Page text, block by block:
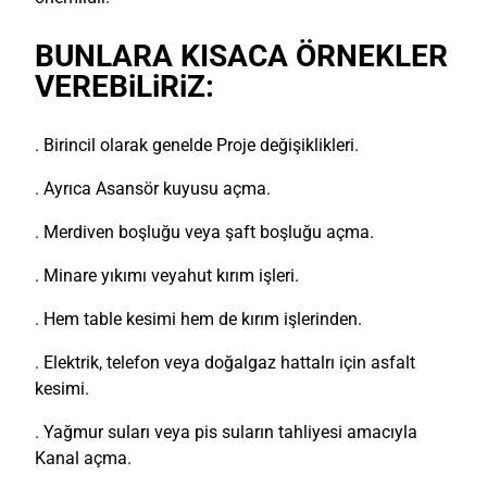
BUNLARA KISACA ÖRNEKLER
VEREBiLiRiZ:
. Birincil olarak genelde Proje değişiklikleri.
. Ayrıca Asansör kuyusu açma.
. Merdiven boşluğu veya şaft boşluğu açma.
. Minare yıkımı veyahut kırım işleri.
. Hem table kesimi hem de kırım işlerinden.
. Elektrik, telefon veya doğalgaz hattalrı için asfalt
kesimi.
. Yağmur suları veya pis suların tahliyesi amacıyla
Kanal açma.